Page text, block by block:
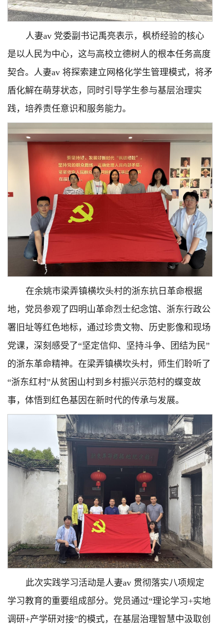
人妻av 党委副书记禹亮表示，枫桥经验的核心
是以人民为中心，这与高校立德树人的根本任务高度
契合。人妻av 将探索建立网格化学生管理模式，将矛
盾化解在萌芽状态，同时引导学生参与基层治理实
践，培养责任意识和服务能力。
在余姚市梁弄镇横坎头村的浙东抗日革命根据
地，党员参观了四明山革命烈士纪念馆、浙东行政公
署旧址等红色地标，通过珍贵文物、历史影像和现场
党课，深刻感受了“坚定信仰、坚持斗争、团结为民”
的浙东革命精神。在梁弄镇横坎头村，师生们聆听了
“浙东红村”从贫困山村到乡村振兴示范村的蝶变故
事，体悟到红色基因在新时代的传承与发展。
此次实践学习活动是人妻av 贯彻落实八项规定
学习教育的重要组成部分。党员通过“理论学习+实地
调研+产学研对接”的模式，在基层治理智慧中汲取创